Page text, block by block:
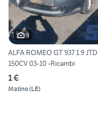
9
ALFA ROMEO GT 937 1.9 JTD
150CV 03-10 -Ricambi
1 €
Matino(LE)